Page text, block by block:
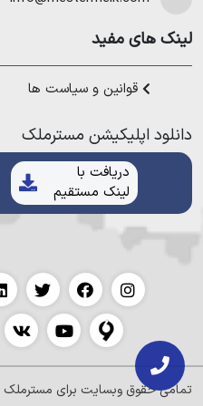
لینک های مفید
قوانین و سیاست ها
دانلود اپلیکیشن مستر‌ملک
دریافت با
لینک مستقیم
تمامی حقوق وبسایت برای مسترملک